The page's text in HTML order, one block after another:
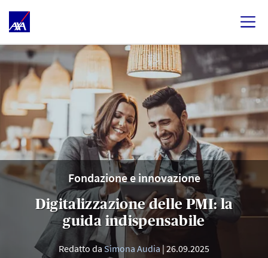
Fondazione e innovazione
Digitalizzazione delle PMI: la
guida indispensabile
Redatto da Simona Audia 26.09.2025